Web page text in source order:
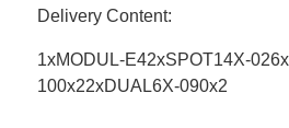
Delivery Content:
1xMODUL-E42xSPOT14X-
100x22xDUAL6X-090x2